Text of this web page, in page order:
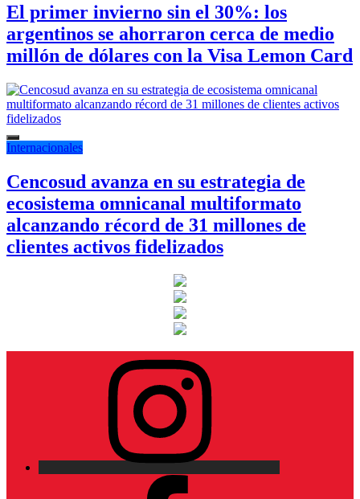
El primer invierno sin el 30%: los
argentinos se ahorraron cerca de medio
millón de dólares con la Visa Lemon Card
Internacionales
Cencosud avanza en su estrategia de
ecosistema omnicanal multiformato
alcanzando récord de 31 millones de
clientes activos fidelizados